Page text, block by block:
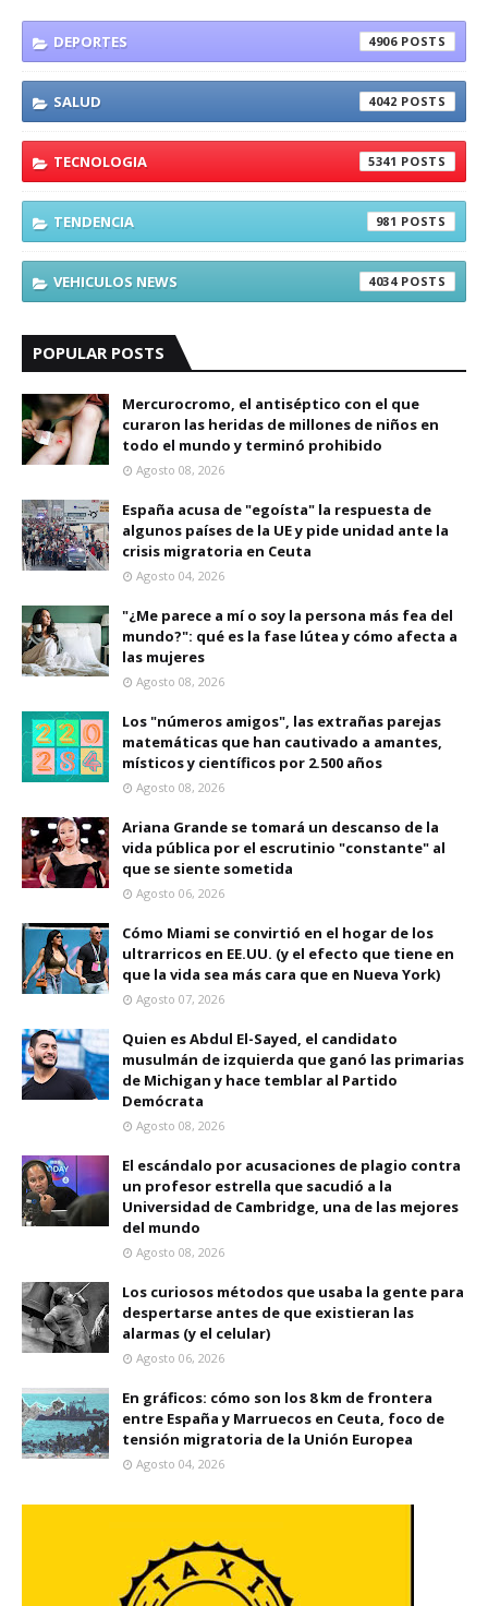
DEPORTES 4906
SALUD 4042
TECNOLOGIA 5341
TENDENCIA 981
VEHICULOS NEWS 4034
POPULAR POSTS
Mercurocromo, el antiséptico con el que
curaron las heridas de millones de niños en
todo el mundo y terminó prohibido
Agosto 08, 2026
España acusa de "egoísta" la respuesta de
algunos países de la UE y pide unidad ante la
crisis migratoria en Ceuta
Agosto 04, 2026
"¿Me parece a mí o soy la persona más fea del
mundo?": qué es la fase lútea y cómo afecta a
las mujeres
Agosto 08, 2026
Los "números amigos", las extrañas parejas
matemáticas que han cautivado a amantes,
místicos y científicos por 2.500 años
Agosto 08, 2026
Ariana Grande se tomará un descanso de la
vida pública por el escrutinio "constante" al
que se siente sometida
Agosto 06, 2026
Cómo Miami se convirtió en el hogar de los
ultrarricos en EE.UU. (y el efecto que tiene en
que la vida sea más cara que en Nueva York)
Agosto 07, 2026
Quien es Abdul El-Sayed, el candidato
musulmán de izquierda que ganó las primarias
de Michigan y hace temblar al Partido
Demócrata
Agosto 08, 2026
El escándalo por acusaciones de plagio contra
un profesor estrella que sacudió a la
Universidad de Cambridge, una de las mejores
del mundo
Agosto 08, 2026
Los curiosos métodos que usaba la gente para
despertarse antes de que existieran las
alarmas (y el celular)
Agosto 06, 2026
En gráficos: cómo son los 8 km de frontera
entre España y Marruecos en Ceuta, foco de
tensión migratoria de la Unión Europea
Agosto 04, 2026